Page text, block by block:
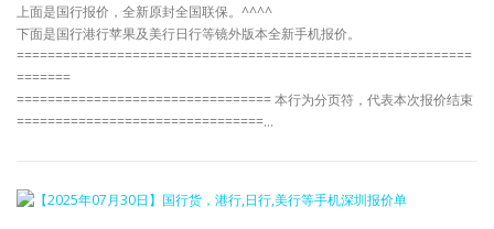
上面是国行报价，全新原封全国联保。^^^^
下面是国行港行苹果及美行日行等镜外版本全新手机报价。
===========================================================
=======
================================= 本行为分页符，代表本次报价结束
================================…